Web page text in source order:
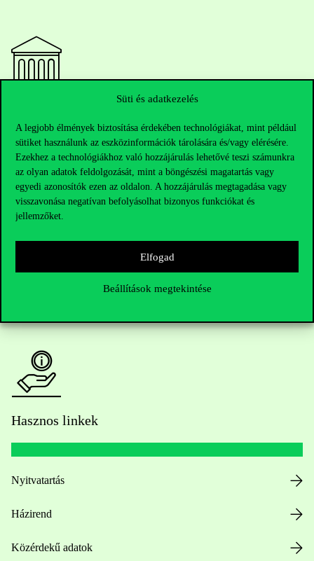
Süti és adatkezelés
A legjobb élmények biztosítása érdekében technológiákat, mint például
sütiket használunk az eszközinformációk tárolására és/vagy elérésére.
Ezekhez a technológiákhoz való hozzájárulás lehetővé teszi számunkra
az olyan adatok feldolgozását, mint a böngészési magatartás vagy
egyedi azonosítók ezen az oldalon. A hozzájárulás megtagadása vagy
visszavonása negatívan befolyásolhat bizonyos funkciókat és
jellemzőket.
Elfogad
Beállítások megtekintése
Telefonszám:+36 1 482 5000
Kérdésed van a felvételivel kapcsolatban?
HUB jelenlegi hallgatóinknak
Hasznos linkek
Nyitvatartás
Házirend
Közérdekű adatok